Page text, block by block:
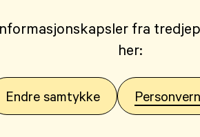
fra
her:
Endre samtykke